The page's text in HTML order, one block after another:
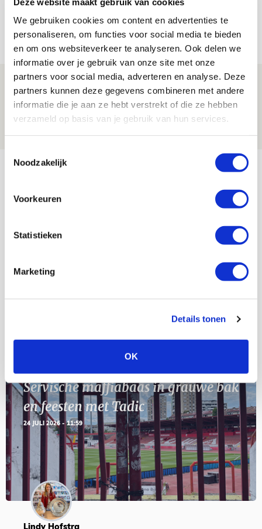
We gebruiken cookies om content en advertenties te
personaliseren, om functies voor social media te bieden
en om ons websiteverkeer te analyseren. Ook delen we
informatie over je gebruik van onze site met onze
partners voor social media, adverteren en analyse. Deze
partners kunnen deze gegevens combineren met andere
informatie die je aan ze hebt verstrekt of die ze hebben
verzameld op basis van je gebruik van hun services.
Noodzakelijk
Voorkeuren
Statistieken
Marketing
Details tonen
OK
met Telstar?
06 AUGUSTUS 2026 - 13:04
PRIJSVRAAG
Drie dingen die je moet weten over
Ajax - Shelbourne
06 AUGUSTUS 2026 - 09:33
Bekijk meer
AUG
11
Servische maffiabaas in grauwe bak
en feesten met Tadic
24 JULI 2026 - 11:59